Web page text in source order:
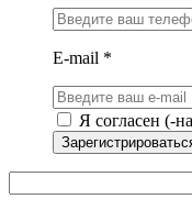
E-mail *
Я согласен (-